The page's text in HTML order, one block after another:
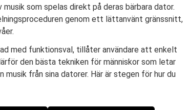
som spelas direkt på deras bärbara dator.
genom ett lättanvänt gränssnitt,
med funktionsval, tillåter användare att enkelt
den bästa tekniken för människor som letar
från sina datorer. Här är stegen för hur du